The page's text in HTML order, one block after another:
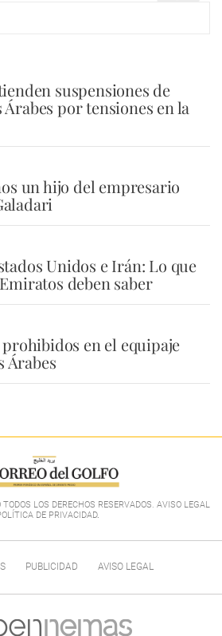
suspensiones de
por tensiones en la
un hijo del empresario
Unidos e Irán: Lo que
deben saber
en el equipaje
Árabes
LOS DERECHOS RESERVADOS. AVISO LEGAL
DE PRIVACIDAD.
PUBLICIDAD AVISO LEGAL